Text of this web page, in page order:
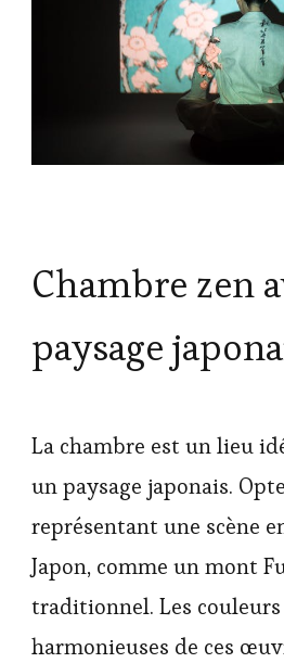
Chambre zen
paysage
La chambre est un lieu
un paysage japonais.
représentant une scène
Japon, comme un mont
traditionnel. Les couleurs
harmonieuses de ces